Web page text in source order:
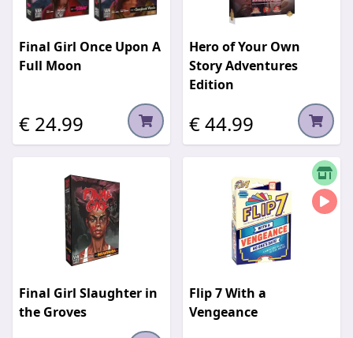
Final Girl Once Upon A
Full Moon
€ 24.99
Hero of Your Own
Story Adventures
Edition
€ 44.99
Final Girl Slaughter in
the Groves
Flip 7 With a
Vengeance